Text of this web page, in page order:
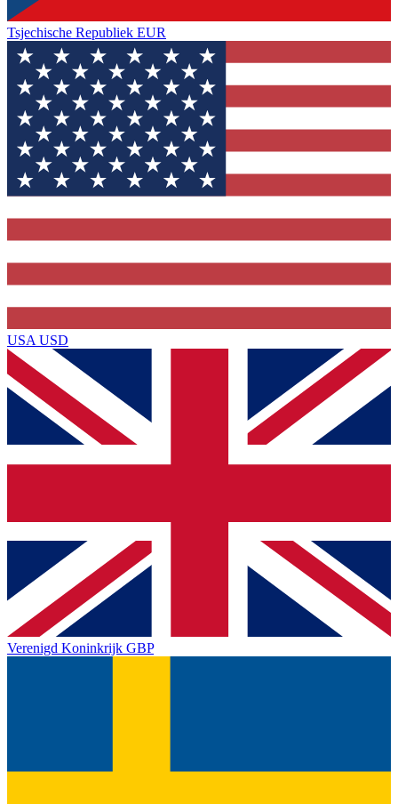
Tsjechische Republiek EUR
USA USD
Verenigd Koninkrijk GBP